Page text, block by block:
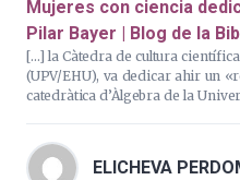
Mujeres con ciencia
Pilar Bayer | Blog de la
[…] la Càtedra de cultura
(UPV/EHU), va dedicar ahir un
catedràtica d’Àlgebra de la
ELICHEVA